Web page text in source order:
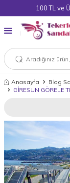
100 TL ve
Anasayfa Blog
GİRESUN GÖRELE